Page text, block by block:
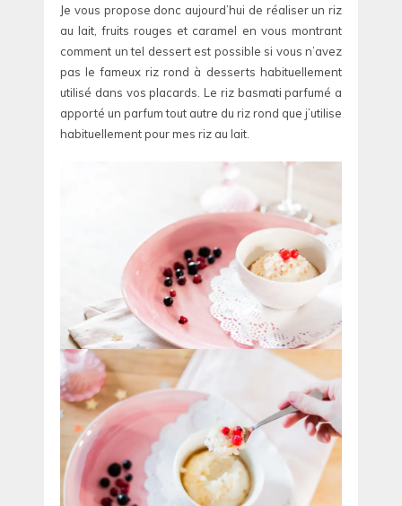
Je vous propose donc aujourd’hui de réaliser un riz
au lait, fruits rouges et caramel en vous montrant
comment un tel dessert est possible si vous n’avez
pas le fameux riz rond à desserts habituellement
utilisé dans vos placards. Le riz basmati parfumé a
apporté un parfum tout autre du riz rond que j’utilise
habituellement pour mes riz au lait.